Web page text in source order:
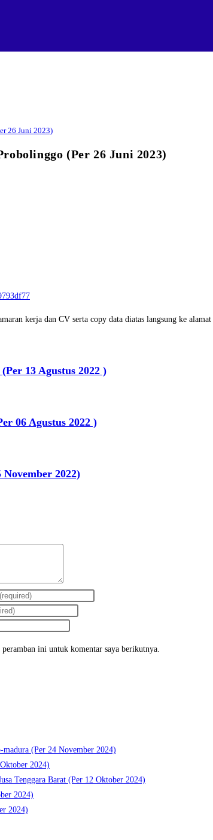
26 Juni 2023)
(Per 26 Juni 2023)
kerja dan CV serta copy data diatas langsung ke alamat
13 Agustus 2022 )
06 Agustus 2022 )
2022)
ini untuk komentar saya berikutnya.
madura (Per 24 November 2024)
2024)
Tenggara Barat (Per 12 Oktober 2024)
2024)
2024)